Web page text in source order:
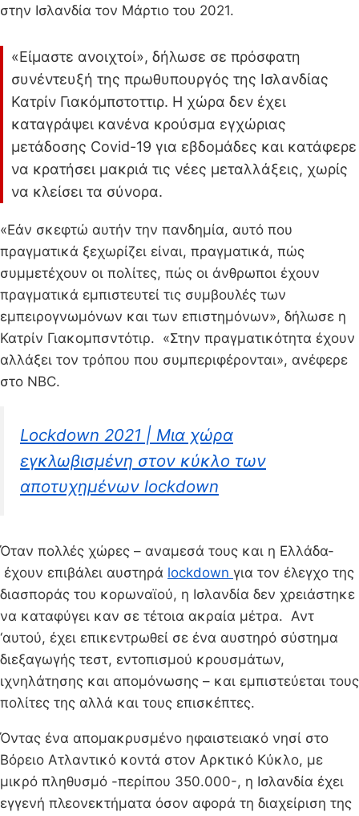
στην Ισλανδία τον Μάρτιο του 2021.
«Είμαστε ανοιχτοί», δήλωσε σε πρόσφατη
συνέντευξή της πρωθυπουργός της Ισλανδίας
Κατρίν Γιακόμπστοττιρ. Η χώρα δεν έχει
καταγράψει κανένα κρούσμα εγχώριας
μετάδοσης Covid-19 για εβδομάδες και κατάφερε
να κρατήσει μακριά τις νέες μεταλλάξεις, χωρίς
να κλείσει τα σύνορα.
«Εάν σκεφτώ αυτήν την πανδημία, αυτό που
πραγματικά ξεχωρίζει είναι, πραγματικά, πώς
συμμετέχουν οι πολίτες, πώς οι άνθρωποι έχουν
πραγματικά εμπιστευτεί τις συμβουλές των
εμπειρογνωμόνων και των επιστημόνων», δήλωσε η
Κατρίν Γιακομπσντότιρ. «Στην πραγματικότητα έχουν
αλλάξει τον τρόπου που συμπεριφέρονται», ανέφερε
στο NBC.
Lockdown 2021 | Μια χώρα
εγκλωβισμένη στον κύκλο των
αποτυχημένων lockdown
Όταν πολλές χώρες – αναμεσά τους και η Ελλάδα-
έχουν επιβάλει αυστηρά lockdown για τον έλεγχο της
διασποράς του κορωναϊού, η Ισλανδία δεν χρειάστηκε
να καταφύγει καν σε τέτοια ακραία μέτρα. Αντ
‘αυτού, έχει επικεντρωθεί σε ένα αυστηρό σύστημα
διεξαγωγής τεστ, εντοπισμού κρουσμάτων,
ιχνηλάτησης και απομόνωσης – και εμπιστεύεται τους
πολίτες της αλλά και τους επισκέπτες.
Όντας ένα απομακρυσμένο ηφαιστειακό νησί στο
Βόρειο Ατλαντικό κοντά στον Αρκτικό Κύκλο, με
μικρό πληθυσμό -περίπου 350.000-, η ​​Ισλανδία έχει
εγγενή πλεονεκτήματα όσον αφορά τη διαχείριση της